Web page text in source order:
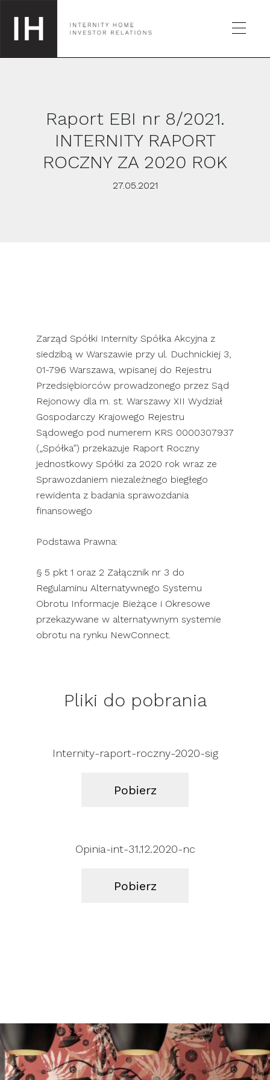
SPÓŁKA
GIEŁDA
Raport EBI nr 8/2021.
INTERNITY RAPORT
ROCZNY ZA 2020 ROK
27.05.2021
Zarząd Spółki Internity Spółka Akcyjna z
siedzibą w Warszawie przy ul. Duchnickiej 3,
01-796 Warszawa, wpisanej do Rejestru
Przedsiębiorców prowadzonego przez Sąd
Rejonowy dla m. st. Warszawy XII Wydział
Gospodarczy Krajowego Rejestru
Sądowego pod numerem KRS 0000307937
(„Spółka”) przekazuje Raport Roczny
jednostkowy Spółki za 2020 rok wraz ze
Sprawozdaniem niezależnego biegłego
rewidenta z badania sprawozdania
finansowego
Podstawa Prawna:
§ 5 pkt 1 oraz 2 Załącznik nr 3 do
Regulaminu Alternatywnego Systemu
Obrotu Informacje Bieżące i Okresowe
przekazywane w alternatywnym systemie
obrotu na rynku NewConnect.
Pliki do pobrania
Internity-raport-roczny-2020-sig
Pobierz
Opinia-int-31.12.2020-nc
Pobierz